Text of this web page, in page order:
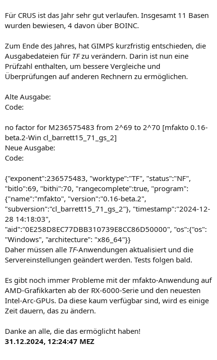
Für CRUS ist das Jahr sehr gut verlaufen. Insgesamt 11 Basen
wurden bewiesen, 4 davon über BOINC.
Zum Ende des Jahres, hat GIMPS kurzfristig entschieden, die
Ausgabedateien für TFzu verändern. Darin ist nun eine
Prüfzahl enthalten, um bessere Vergleiche und
Überprüfungen auf anderen Rechnern zu ermöglichen.
Alte Ausgabe:
Code:
no factor for M236575483 from 2^69 to 2^70 [mfakto 0.16-
beta.2-Win cl_barrett15_71_gs_2]
Neue Ausgabe:
Code:
{"exponent":236575483, "worktype":"TF", "status":"NF",
"bitlo":69, "bithi":70, "rangecomplete":true, "program":
{"name":"mfakto", "version":"0.16-beta.2",
"subversion":"cl_barrett15_71_gs_2"}, "timestamp":"2024-12-
28 14:18:03",
"aid":"0E258D8EC77DBB310739E8CC86D50000", "os":{"os":
"Windows", "architecture": "x86_64"}}
Daher müssen alle TF-Anwendungen aktualisiert und die
Servereinstellungen geändert werden. Tests folgen bald.
Es gibt noch immer Probleme mit der mfakto-Anwendung auf
AMD-Grafikkarten ab der RX-6000-Serie und den neuesten
Intel-Arc-GPUs. Da diese kaum verfügbar sind, wird es einige
Zeit dauern, das zu ändern.
Danke an alle, die das ermöglicht haben!
31.12.2024, 12:24:47 MEZ